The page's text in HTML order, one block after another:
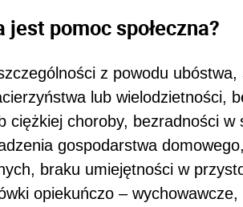
pomoc społeczna?
z powodu ubóstwa,
lub wielodzietności,
ciężkiej choroby, bezradności w
gospodarstwa
braku umiejętności w
opiekuńczo –